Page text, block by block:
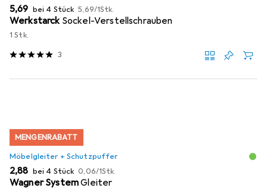
EUR
5,69 bei 4 Stück EUR
5,69/1Stk.
Werkstarck Sockel-Verstellschrauben
1 Stk.
3
MENGENRABATT
Möbelgleiter + Schutzpuffer
EUR
2,88 bei 4 Stück EUR
0,06/1Stk.
Wagner SystemGleiter